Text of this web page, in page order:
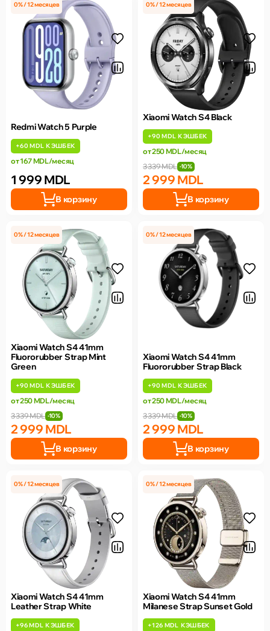
0% / 12 месяцев
Redmi Watch 5 Purple
+60 MDL КЭШБЕК
от 167 MDL/месяц
1 999 MDL
В корзину
0% / 12 месяцев
Xiaomi Watch S4 Black
+90 MDL КЭШБЕК
от 250 MDL/месяц
2 999 MDL
3 339 MDL -10%
В корзину
0% / 12 месяцев
Xiaomi Watch S4 41mm
Fluororubber Strap Mint
Green
+90 MDL КЭШБЕК
от 250 MDL/месяц
2 999 MDL
3 339 MDL -10%
В корзину
0% / 12 месяцев
Xiaomi Watch S4 41mm
Fluororubber Strap Black
+90 MDL КЭШБЕК
от 250 MDL/месяц
2 999 MDL
3 339 MDL -10%
В корзину
0% / 12 месяцев
Xiaomi Watch S4 41mm
Leather Strap White
+96 MDL КЭШБЕК
0% / 12 месяцев
Xiaomi Watch S4 41mm
Milanese Strap Sunset Gold
+126 MDL КЭШБЕК